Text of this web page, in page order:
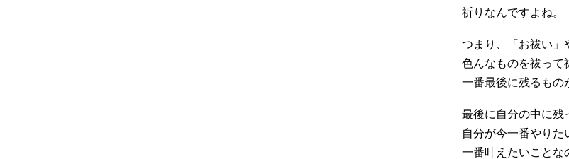
祈りなんですよね。
つまり、「お祓い」
色んなものを祓って
一番最後に残るもの
最後に自分の中に残
自分が今一番やりた
一番叶えたいことな